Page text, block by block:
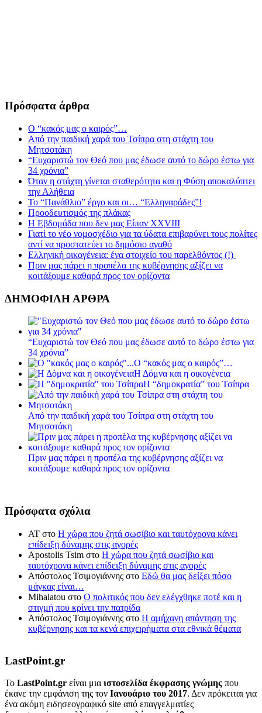
Πρόσφατα άρθρα
Ο “κακός μας ο καιρός”…
Από την παιδική χαρά του Τσίπρα στη στάχτη του
Μητσοτάκη
“Ευχαριστώ τον Θεό που μας έδωσε αυτό το δώρο έστω για
34 χρόνια”
Όταν η στάχτη γίνεται σταθερότητα και η Φύση αποκαλύπτει
την Αλήθεια
Το “Πανάθλιο” έργο και οι… “Ελληναράδες”!
Προοδευτισμός της πλάκας
Η Εβδομάδα που δεν μας Είπαν XXVIII
Γιατί το νέο νομοσχέδιο για τα ύδατα επιβαρύνει τους πολίτες
αντί να προστατεύει το δημόσιο αγαθό
Ελληνική οικογένεια: ένα στοιχείο του παρελθόντος (!)
Πριν μας πάρει η προπέλα της κυβέρνησης αξίζει να
κοιτάξουμε καθαρά προς τον ορίζοντα
ΔΗΜΟΦΙΛΗ ΑΡΘΡΑ
“Ευχαριστώ τον Θεό που μας έδωσε αυτό το δώρο έστω για
34 χρόνια”
Ο “κακός μας ο καιρός”…
Η Δόμνα και η οικογένεια
Η “δημοκρατία” του Τσίπρα
Από την παιδική χαρά του Τσίπρα στη στάχτη του
Μητσοτάκη
Πριν μας πάρει η προπέλα της κυβέρνησης αξίζει να
κοιτάξουμε καθαρά προς τον ορίζοντα
Πρόσφατα σχόλια
ΑΤ στο Η χώρα που ζητά σωσίβιο και ταυτόχρονα κάνει
επίδειξη δύναμης στις αγορές
Apostolis Tsim στο Η χώρα που ζητά σωσίβιο και
ταυτόχρονα κάνει επίδειξη δύναμης στις αγορές
Απόστολος Τσιμογιάννης στο Εδώ θα μας δείξει πόσο
μάγκας είναι…
Mihalatou στο Ο πολιτικός που δεν ελέγχθηκε ποτέ και η
στιγμή που κρίνει την πατρίδα
Απόστολος Τσιμογιάννης στο Η αμήχανη απάντηση της
κυβέρνησης και τα κενά επιχειρήματα στα εθνικά θέματα
LastPoint.gr
To LastPoint.gr είναι μια ιστοσελίδα έκφρασης γνώμης που
έκανε την εμφάνιση της τον Ιανουάριο του 2017. Δεν πρόκειται για
ένα ακόμη ειδησεογραφικό site από επαγγελματίες